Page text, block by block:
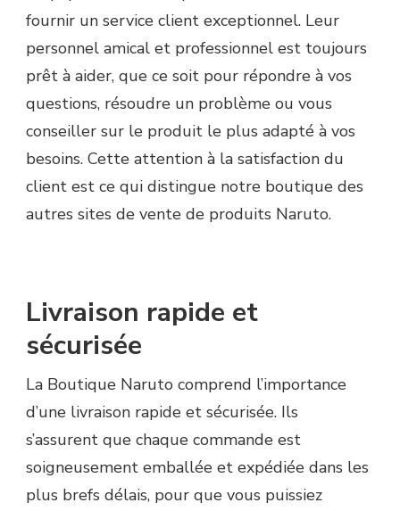
fournir un service client exceptionnel. Leur
personnel amical et professionnel est toujours
prêt à aider, que ce soit pour répondre à vos
questions, résoudre un problème ou vous
conseiller sur le produit le plus adapté à vos
besoins. Cette attention à la satisfaction du
client est ce qui distingue notre boutique des
autres sites de vente de produits Naruto.
Livraison rapide et
sécurisée
La Boutique Naruto comprend l’importance
d’une livraison rapide et sécurisée. Ils
s’assurent que chaque commande est
soigneusement emballée et expédiée dans les
plus brefs délais, pour que vous puissiez